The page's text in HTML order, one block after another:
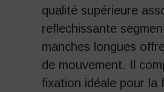
qualité supérieure
reflechissante
manches longues
de mouvement. Il
fixation idéale pour